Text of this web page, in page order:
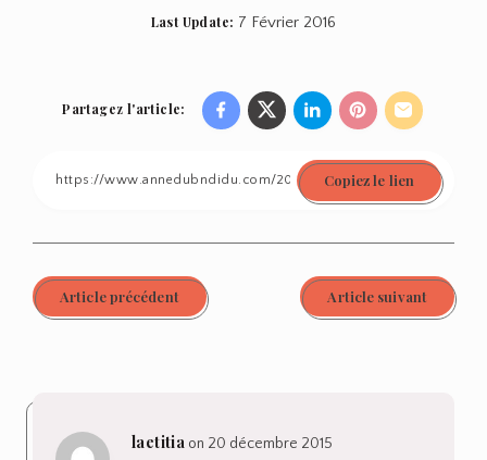
Last Update: 7 Février 2016
Partagez l'article: Share
Facebook
Share
Twitter
Share
Linkedin
Share
Pinterest
Share
Email
Copiez le lien
Article précédent Article suivant
laetitia on 20 décembre 2015